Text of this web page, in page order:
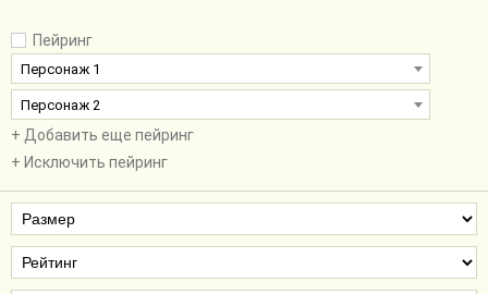
Пейринг
Персонаж 1
Персонаж 2
+ Добавить еще пейринг
+ Исключить пейринг